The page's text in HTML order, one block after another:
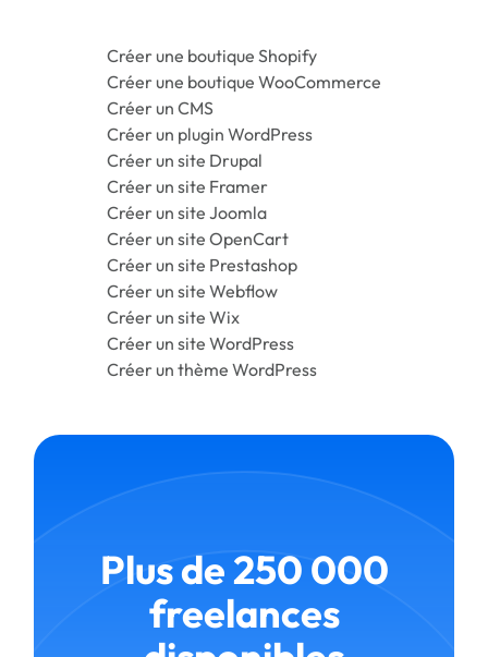
Créer une boutique Shopify
Créer une boutique WooCommerce
Créer un CMS
Créer un plugin WordPress
Créer un site Drupal
Créer un site Framer
Créer un site Joomla
Créer un site OpenCart
Créer un site Prestashop
Créer un site Webflow
Créer un site Wix
Créer un site WordPress
Créer un thème WordPress
Plus de 250 000
freelances